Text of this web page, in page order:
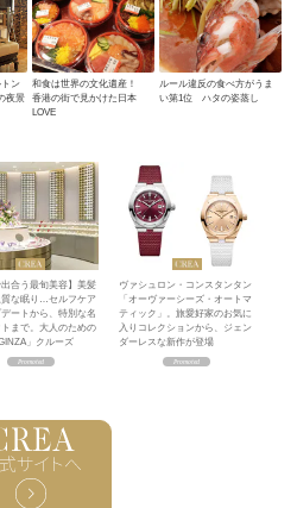
トン
夜景
和食は世界の文化遺産！
香港の街で見かけた日本
LOVE
ルール違反の食べ方がうま
い第1位 ハタの姿蒸し
出合う最旬美容】美髪
質な眠り…セルフケア
ートから、特別な名
トまで。大人のための
」クルーズ
ヴァシュロン・コンスタンタン
「オーヴァーシーズ・オートマ
ティック」。旅愛好家のお気に
入りコレクションから、ジェン
ダーレスな新作が登場